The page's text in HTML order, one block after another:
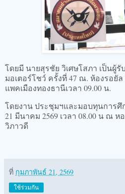
โดยมี นายสุรชัย วิเศษโสภา เป็นผู้
มอเตอร์โชว์ ครั้งที่ 47 ณ. ห้องรอยั
แพคเมืองทองธานีเวลา 09.00 น.
โดยงาน ประชุมฯและมอบทุนการศึ
21 มีนาคม 2569 เวลา 08.00 น ณ
วิภาวดี
ที่ กุมภาพันธ์ 21, 2569
ใช้ร่วมกัน